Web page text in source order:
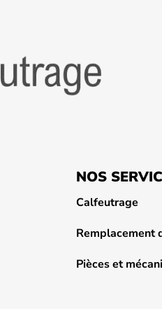
NOS
Calfeutrage
Remplacement
Pièces et